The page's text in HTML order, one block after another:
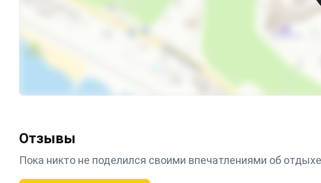
Отзывы
Пока никто не поделился своими впечатлениями об